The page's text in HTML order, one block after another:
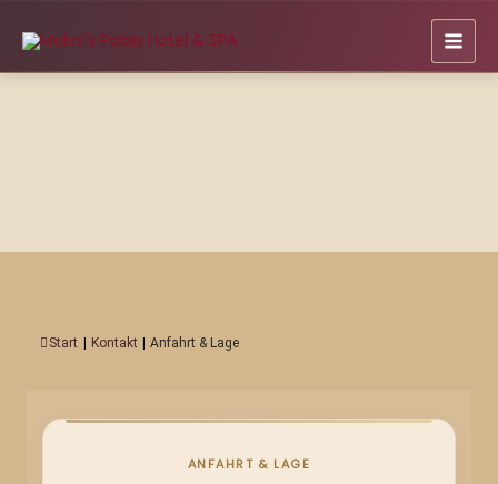
Inhalt
springen
Start Kontakt Anfahrt & Lage
ANFAHRT & LAGE